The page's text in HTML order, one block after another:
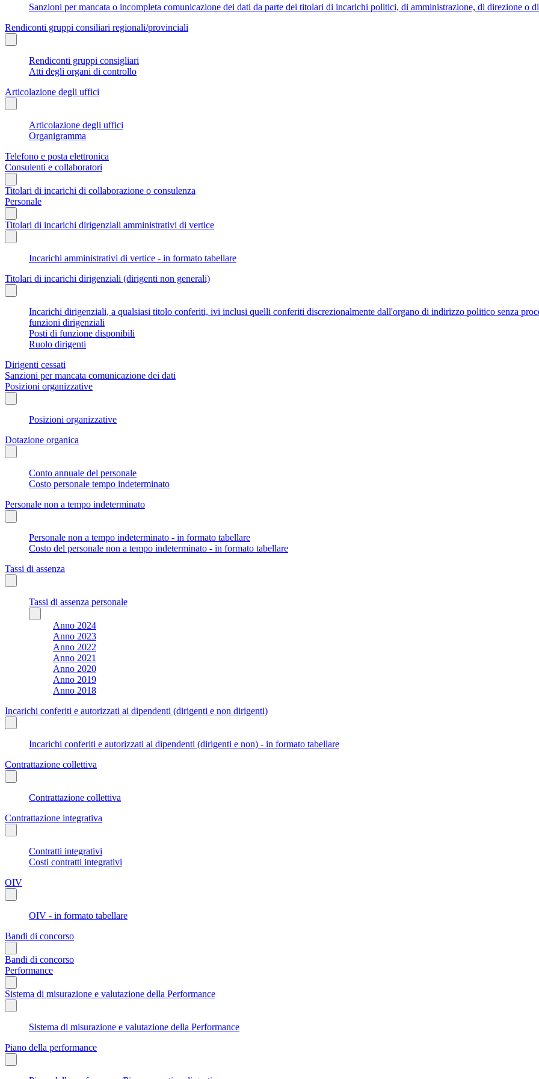
Sanzioni per mancata o incompleta comunicazione dei dati da parte dei titolari di incarichi politici, di amministrazione, di direzione o
Rendiconti gruppi consiliari regionali/provinciali
Rendiconti gruppi consigliari
Atti degli organi di controllo
Articolazione degli uffici
Articolazione degli uffici
Organigramma
Telefono e posta elettronica
Consulenti e collaboratori
Titolari di incarichi di collaborazione o consulenza
Personale
Titolari di incarichi dirigenziali amministrativi di vertice
Incarichi amministrativi di vertice - in formato tabellare
Titolari di incarichi dirigenziali (dirigenti non generali)
Incarichi dirigenziali, a qualsiasi titolo conferiti, ivi inclusi quelli conferiti discrezionalmente dall'organo di indirizzo politico senza
funzioni dirigenziali
Posti di funzione disponibili
Ruolo dirigenti
Dirigenti cessati
Sanzioni per mancata comunicazione dei dati
Posizioni organizzative
Posizioni organizzative
Dotazione organica
Conto annuale del personale
Costo personale tempo indeterminato
Personale non a tempo indeterminato
Personale non a tempo indeterminato - in formato tabellare
Costo del personale non a tempo indeterminato - in formato tabellare
Tassi di assenza
Tassi di assenza personale
Anno 2024
Anno 2023
Anno 2022
Anno 2021
Anno 2020
Anno 2019
Anno 2018
Incarichi conferiti e autorizzati ai dipendenti (dirigenti e non dirigenti)
Incarichi conferiti e autorizzati ai dipendenti (dirigenti e non) - in formato tabellare
Contrattazione collettiva
Contrattazione collettiva
Contrattazione integrativa
Contratti integrativi
Costi contratti integrativi
OIV
OIV - in formato tabellare
Bandi di concorso
Bandi di concorso
Performance
Sistema di misurazione e valutazione della Performance
Sistema di misurazione e valutazione della Performance
Piano della performance